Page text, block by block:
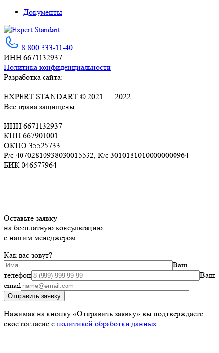
Документы
Expert Standart
Сертификация ISO для вашего бизнеса
8 800 333-11-40
ИНН 6671132937
Политика конфиденциальности
Разработка сайта:
EXPERT STANDART © 2021 — 2022
Все права защищены.
ИНН 6671132937
КПП 667901001
ОКПО 35525733
Р/с 40702810938030015532, К/c 30101810100000000964
БИК 046577964
Оставьте заявку
на бесплатную консультацию
с нашим менеджером
Как вас зовут?
Ваш
телефон
Ваш
email
Отправить заявку
Нажимая на кнопку «Отправить заявку» вы подтверждаете
свое согласие с политикой обработки данных